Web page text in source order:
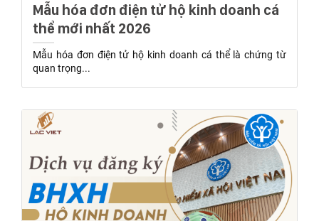
Mẫu hóa đơn điện tử hộ kinh doanh cá
thể mới nhất 2026
Mẫu hóa đơn điện tử hộ kinh doanh cá thể là chứng từ
quan trọng...